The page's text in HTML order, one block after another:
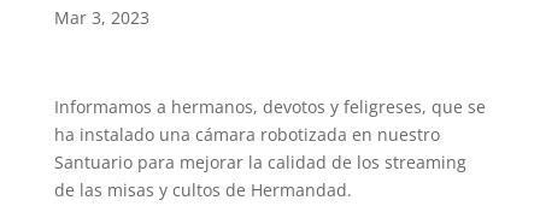
Mar 3, 2023
Informamos a hermanos, devotos y feligreses, que se
ha instalado una cámara robotizada en nuestro
Santuario para mejorar la calidad de los streaming
de las misas y cultos de Hermandad.